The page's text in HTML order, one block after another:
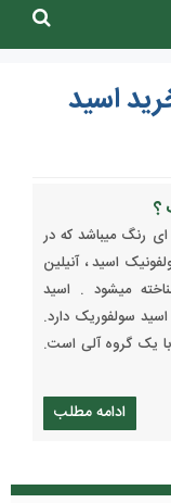
اسید
؟
رنگ میباشد که در
اسید ، آنیلین
میشود ‌. اسید
سولفوریک دارد.
یک گروه آلی است.
ادامه مطلب